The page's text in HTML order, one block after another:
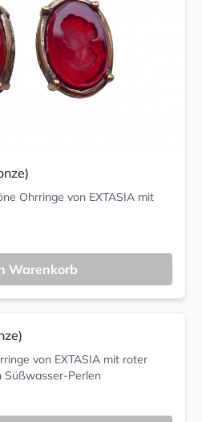
Ohrringe von EXTASIA mit
Warenkorb
von EXTASIA mit roter
Süßwasser-Perlen